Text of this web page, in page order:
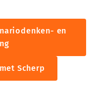
en
Scherp